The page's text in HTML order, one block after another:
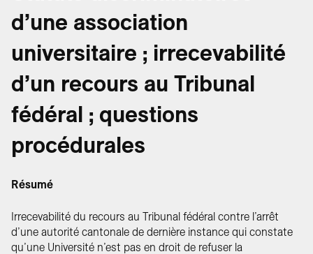
d’une association
universitaire ; irrecevabilité
d’un recours au Tribunal
fédéral ; questions
procédurales
Résumé
Irrecevabilité du recours au Tribunal fédéral contre l’arrêt
d’une autorité cantonale de dernière instance qui constate
qu’une Université n’est pas en droit de refuser la